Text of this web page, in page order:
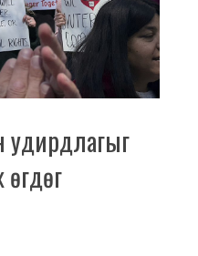
удирдлагыг
өгдөг